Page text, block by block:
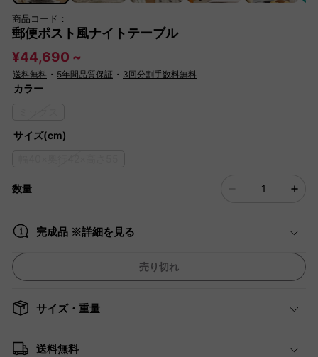
商品コード：
郵便ポスト風ナイトテーブル
¥44,690 ~
送料無料 ・ 5年間品質保証 ・ 3回分割手数料無料
カラー
サイズ(cm)
数量
完成品 ※詳細を見る
売り切れ
サイズ・重量
送料無料